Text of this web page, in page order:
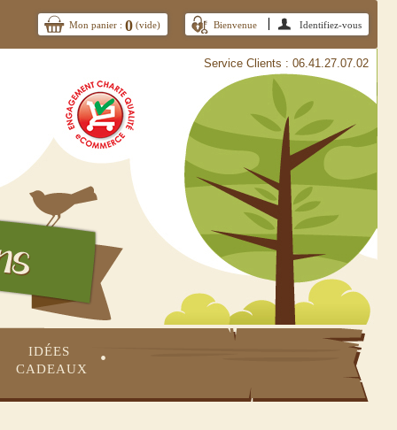
Mon panier : 0 (vide) Bienvenue Identifiez-vous
Service Clients : 06.41.27.07.02
IDÉES
CADEAUX
•